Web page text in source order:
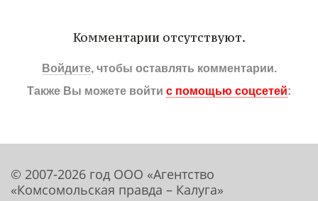
Комментарии отсутствуют.
Войдите, чтобы оставлять комментарии.
Также Вы можете войти с помощью соцсетей:
© 2007-2026 год ООО «Агентство
«Комсомольская правда – Калуга»